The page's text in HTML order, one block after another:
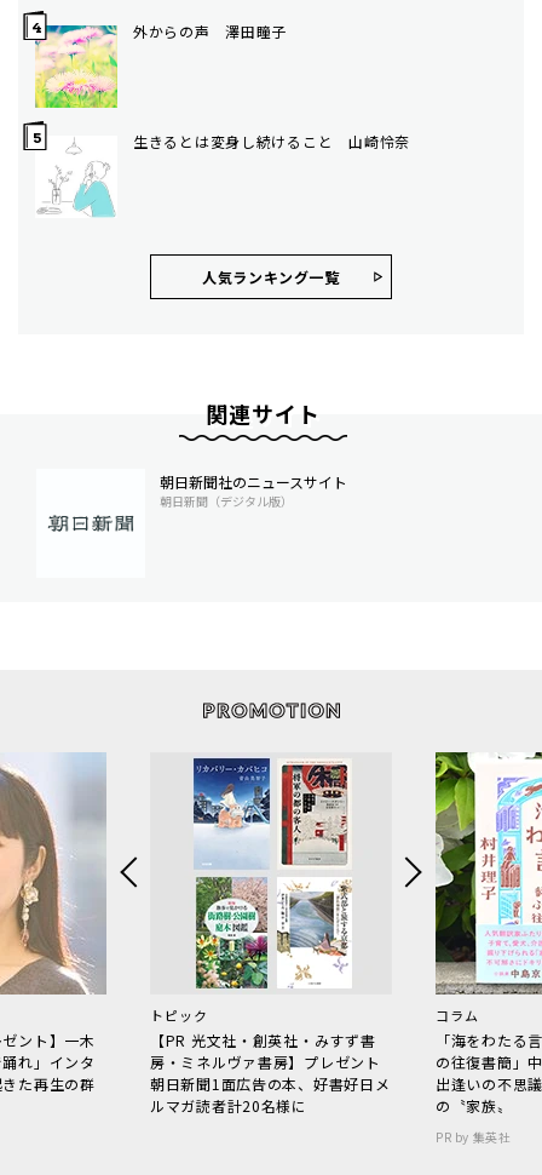
外からの声 澤田瞳子
生きるとは変身し続けること 山崎怜奈
人気ランキング⼀覧
関連サイト
朝日新聞社のニュースサイト
朝日新聞（デジタル版）
ント】一木
れ」インタ
た再生の群
トピック
【PR 光文社・創英社・みすず書
房・ミネルヴァ書房】プレゼント
朝日新聞1面広告の本、好書好日メ
ルマガ読者計20名様に
コラム
「海をわた
の往復書簡」
出逢いの不思
の〝家族〟
PR by 集英社